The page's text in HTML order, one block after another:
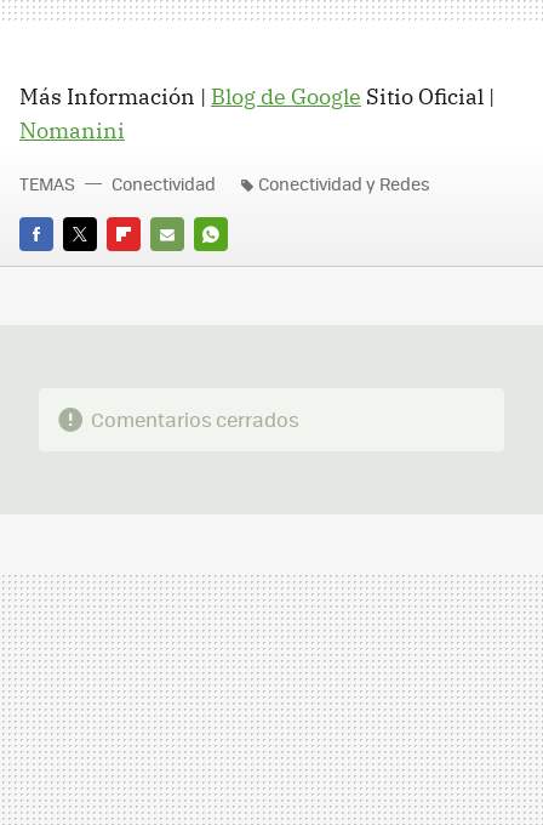
Más Información | Blog de Google Sitio Oficial |
Nomanini
FACEBOOK
TWITTERFLIPBOARD
E-
WHATSAPP
TEMAS Conectividad Conectividad y Redes
Comentarios cerrados